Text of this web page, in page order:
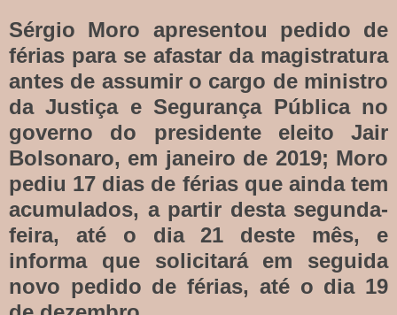
Sérgio Moro apresentou pedido de
férias para se afastar da magistratura
antes de assumir o cargo de ministro
da Justiça e Segurança Pública no
governo do presidente eleito Jair
Bolsonaro, em janeiro de 2019; Moro
pediu 17 dias de férias que ainda tem
acumulados, a partir desta segunda-
feira, até o dia 21 deste mês, e
informa que solicitará em seguida
novo pedido de férias, até o dia 19